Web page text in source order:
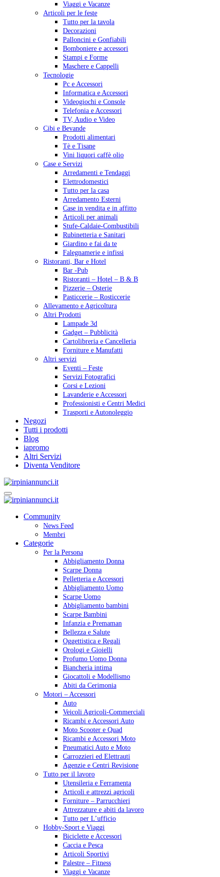
Viaggi e Vacanze
Articoli per le feste
Tutto per la tavola
Decorazioni
Palloncini e Gonfiabili
Bomboniere e accessori
Stampi e Forme
Maschere e Cappelli
Tecnologie
Pc e Accessori
Informatica e Accessori
Videogiochi e Console
Telefonia e Accessori
TV, Audio e Video
Cibi e Bevande
Prodotti alimentari
Tè e Tisane
Vini liquori caffè olio
Case e Servizi
Arredamenti e Tendaggi
Elettrodomestici
Tutto per la casa
Arredamento Esterni
Case in vendita e in affitto
Articoli per animali
Stufe-Caldaie-Combustibili
Rubinetteria e Sanitari
Giardino e fai da te
Falegnamerie e infissi
Ristoranti, Bar e Hotel
Bar -Pub
Ristoranti – Hotel – B & B
Pizzerie – Osterie
Pasticcerie – Rosticcerie
Allevamento e Agricoltura
Altri Prodotti
Lampade 3d
Gadget – Pubblicità
Cartolibreria e Cancelleria
Forniture e Manufatti
Altri servizi
Eventi – Feste
Servizi Fotografici
Corsi e Lezioni
Lavanderie e Accessori
Professionisti e Centri Medici
Trasporti e Autonoleggio
Negozi
Tutti i prodotti
Blog
iapromo
Altri Servizi
Diventa Venditore
Community
News Feed
Membri
Categorie
Per la Persona
Abbigliamento Donna
Scarpe Donna
Pelletteria e Accessori
Abbigliamento Uomo
Scarpe Uomo
Abbigliamento bambini
Scarpe Bambini
Infanzia e Premaman
Bellezza e Salute
Oggettistica e Regali
Orologi e Gioielli
Profumo Uomo Donna
Biancheria intima
Giocattoli e Modellismo
Abiti da Cerimonia
Motori – Accessori
Auto
Veicoli Agricoli-Commerciali
Ricambi e Accessori Auto
Moto Scooter e Quad
Ricambi e Accessori Moto
Pneumatici Auto e Moto
Carrozzieri ed Elettrauti
Agenzie e Centri Revisione
Tutto per il lavoro
Utensileria e Ferramenta
Articoli e attrezzi agricoli
Forniture – Parrucchieri
Attrezzature e abiti da lavoro
Tutto per L’ufficio
Hobby-Sport e Viaggi
Biciclette e Accessori
Caccia e Pesca
Articoli Sportivi
Palestre – Fitness
Viaggi e Vacanze